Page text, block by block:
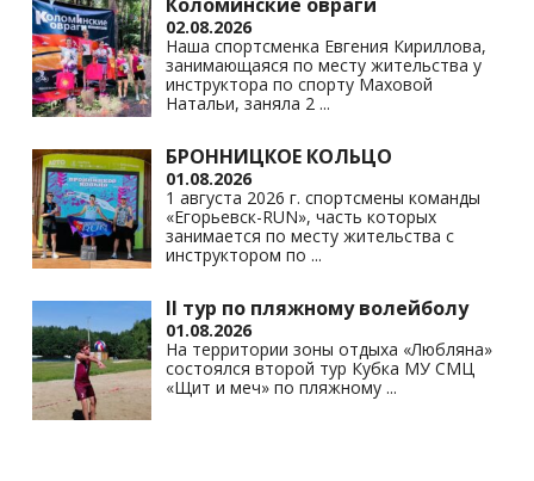
02.08.2026
Наша спортсменка Евгения Кириллова,
занимающаяся по месту жительства у
инструктора по спорту Маховой
Натальи, заняла 2 ...
БРОННИЦКОЕ КОЛЬЦО
01.08.2026
1 августа 2026 г. спортсмены команды
«Егорьевск-RUN», часть которых
занимается по месту жительства с
инструктором по ...
II тур по пляжному волейболу
01.08.2026
На территории зоны отдыха «Любляна»
состоялся второй тур Кубка МУ СМЦ
«Щит и меч» по пляжному ...